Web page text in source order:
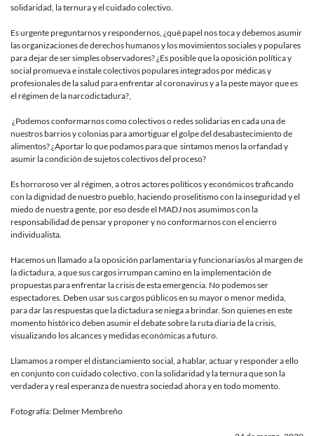
solidaridad, la ternura y el cuidado colectivo.
Es urgente preguntarnos y respondernos, ¿qué papel nos toca y debemos asumir
las organizaciones de derechos humanos y los movimientos sociales y populares
para dejar de ser simples observadores? ¿Es posible que la oposición política y
social promueva e instale colectivos populares integrados por médicas y
profesionales de la salud para enfrentar al coronavirus y a la peste mayor que es
el régimen de la narcodictadura?,
¿Podemos conformarnos como colectivos o redes solidarias en cada una de
nuestros barrios y colonias para amortiguar el golpe del desabastecimiento de
alimentos? ¿Aportar lo que podamos para que sintamos menos la orfandad y
asumir la condición de sujetos colectivos del proceso?
Es horroroso ver al régimen, a otros actores políticos y económicos traficando
con la dignidad de nuestro pueblo, haciendo proselitismo con la inseguridad y el
miedo de nuestra gente, por eso desde el MADJ nos asumimos con la
responsabilidad de pensar y proponer y no conformarnos con el encierro
individualista.
Hacemos un llamado a la oposición parlamentaria y funcionarias/os al margen de
la dictadura, a que sus cargos irrumpan camino en la implementación de
propuestas para enfrentar la crisis de esta emergencia. No podemos ser
espectadores. Deben usar sus cargos públicos en su mayor o menor medida,
para dar las respuestas que la dictadura se niega a brindar. Son quienes en este
momento histórico deben asumir el debate sobre la ruta diaria de la crisis,
visualizando los alcances y medidas económicas a futuro.
Llamamos a romper el distanciamiento social, a hablar, actuar y responder a ello
en conjunto con cuidado colectivo, con la solidaridad y la ternura que son la
verdadera y real esperanza de nuestra sociedad ahora y en todo momento.
Fotografía: Delmer Membreño